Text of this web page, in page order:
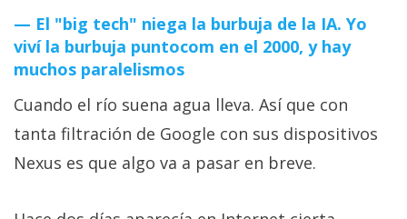
Ciberseguridad
Sistemas
operativos
Profesional
El "big tech" niega la burbuja de la IA. Yo
viví la burbuja puntocom en el 2000, y hay
muchos paralelismos
Cuando el río suena agua lleva. Así que con
tanta filtración de Google con sus dispositivos
Nexus es que algo va a pasar en breve.